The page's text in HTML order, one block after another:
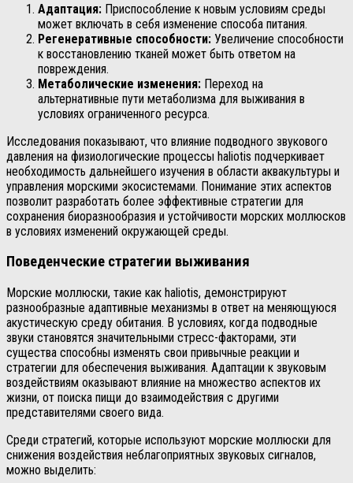
Адаптация: Приспособление к новым условиям среды
может включать в себя изменение способа питания.
Регенеративные способности: Увеличение способности
к восстановлению тканей может быть ответом на
повреждения.
Метаболические изменения: Переход на
альтернативные пути метаболизма для выживания в
условиях ограниченного ресурса.
Исследования показывают, что влияние подводного звукового
давления на физиологические процессы haliotis подчеркивает
необходимость дальнейшего изучения в области аквакультуры и
управления морскими экосистемами. Понимание этих аспектов
позволит разработать более эффективные стратегии для
сохранения биоразнообразия и устойчивости морских моллюсков
в условиях изменений окружающей среды.
Поведенческие стратегии выживания
Морские моллюски, такие как haliotis, демонстрируют
разнообразные адаптивные механизмы в ответ на меняющуюся
акустическую среду обитания. В условиях, когда подводные
звуки становятся значительными стресс-факторами, эти
существа способны изменять свои привычные реакции и
стратегии для обеспечения выживания. Адаптации к звуковым
воздействиям оказывают влияние на множество аспектов их
жизни, от поиска пищи до взаимодействия с другими
представителями своего вида.
Среди стратегий, которые используют морские моллюски для
снижения воздействия неблагоприятных звуковых сигналов,
можно выделить: